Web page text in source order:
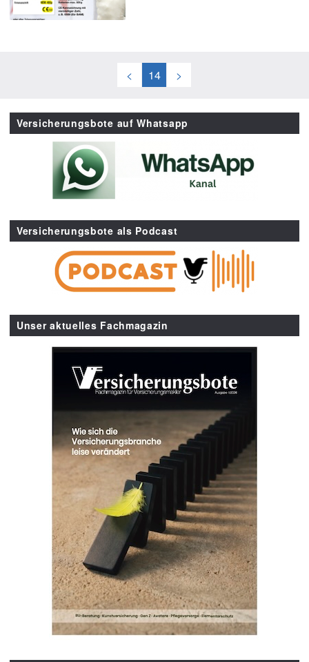
< 14 >
Versicherungsbote auf Whatsapp
Versicherungsbote als Podcast
Unser aktuelles Fachmagazin